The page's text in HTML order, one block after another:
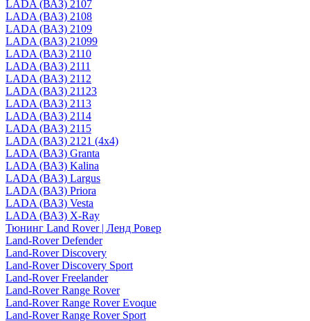
LADA (ВАЗ) 2107
LADA (ВАЗ) 2108
LADA (ВАЗ) 2109
LADA (ВАЗ) 21099
LADA (ВАЗ) 2110
LADA (ВАЗ) 2111
LADA (ВАЗ) 2112
LADA (ВАЗ) 21123
LADA (ВАЗ) 2113
LADA (ВАЗ) 2114
LADA (ВАЗ) 2115
LADA (ВАЗ) 2121 (4x4)
LADA (ВАЗ) Granta
LADA (ВАЗ) Kalina
LADA (ВАЗ) Largus
LADA (ВАЗ) Priora
LADA (ВАЗ) Vesta
LADA (ВАЗ) X-Ray
Тюнинг Land Rover | Ленд Ровер
Land-Rover Defender
Land-Rover Discovery
Land-Rover Discovery Sport
Land-Rover Freelander
Land-Rover Range Rover
Land-Rover Range Rover Evoque
Land-Rover Range Rover Sport